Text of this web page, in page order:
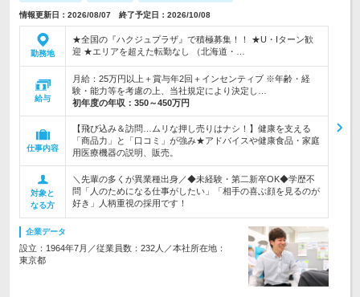
情報更新日：2026/08/07 終了予定日：2026/10/08
勤務地
★全国の『ハクジュプラザ』で積極募集！！ ★U・Iターン歓
迎 ★エリアを超えた転勤なし （北海道・…
給与
月給：25万円以上＋賞与年2回＋インセンティブ ※年齢・経
験・能力等を考慮の上、当社規定により決定し…
初年度の年収： 350～450万円
仕事内容
【飛び込み＆訪問…ムリな押し売りはナシ！】健康を支える
「商品力」と「口コミ」が強み★アドバイスや健康食品・家庭
用医療機器の説明、販売。
対象と
なる方
＼先輩の多くが異業種出身／◆未経験・第二新卒OK◆学歴不
問「人のためになる仕事がしたい」「相手の喜ぶ顔を見るのが
好き」人柄重視の採用です！
企業データ
設立：1964年7月／従業員数：232人／本社所在地：
東京都